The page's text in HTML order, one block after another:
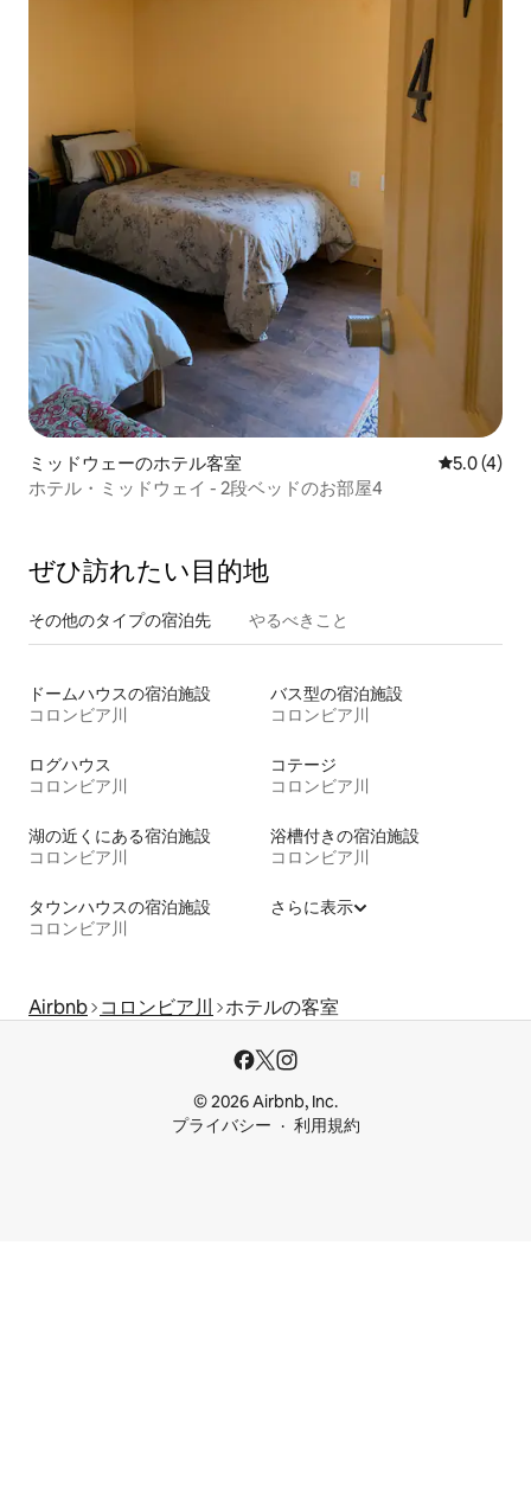
ミッドウェーのホテル客室 レビュー4
5.0 (4)
ホテル・ミッドウェイ - 2段ベッドのお部屋4
ぜひ訪⁠れ⁠た⁠い目⁠的⁠地
その他のタ⁠イ⁠プ⁠の宿⁠泊⁠先 やるべきこと
ドームハウスの宿泊施設
コロンビア川
バス型の宿泊施設
コロンビア川
ログハウス
コロンビア川
コテージ
コロンビア川
湖の近くにある宿泊施設
コロンビア川
浴槽付きの宿泊施設
コロンビア川
タウンハウスの宿泊施設
コロンビア川
さらに表示
Airbnb コロンビア川 ホテルの客室
© 2026 Airbnb, Inc.
プライバシー
利用規約